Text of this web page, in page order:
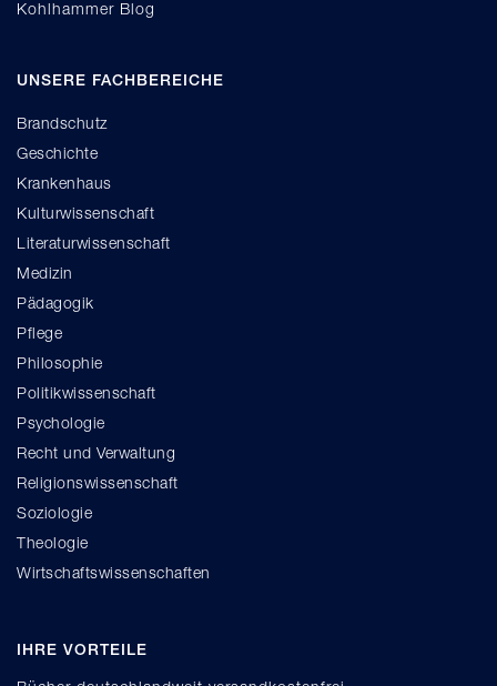
Kohlhammer Blog
UNSERE FACHBEREICHE
Brandschutz
Geschichte
Krankenhaus
Kulturwissenschaft
Literaturwissenschaft
Medizin
Pädagogik
Pflege
Philosophie
Politikwissenschaft
Psychologie
Recht und Verwaltung
Religionswissenschaft
Soziologie
Theologie
Wirtschaftswissenschaften
IHRE VORTEILE